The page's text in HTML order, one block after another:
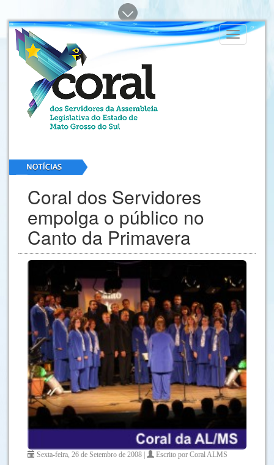
Toggle
navigation
Coral dos Servidores
empolga o público no
Canto da Primavera
Sexta-feira, 26 de Setembro de 2008 | Escrito por Coral ALMS